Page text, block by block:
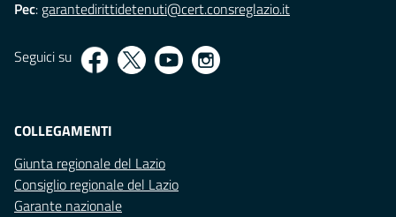
Pec: garantedirittidetenuti@cert.consreglazio.it
Seguici su
COLLEGAMENTI
Giunta regionale del Lazio
Consiglio regionale del Lazio
Garante nazionale